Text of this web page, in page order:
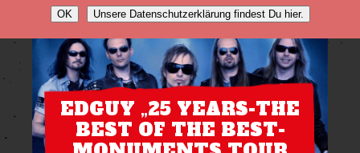
EDGUY „25 YEARS-THE
BEST OF THE BEST-
OK Unsere Datenschutzerklärung findest Du hier.